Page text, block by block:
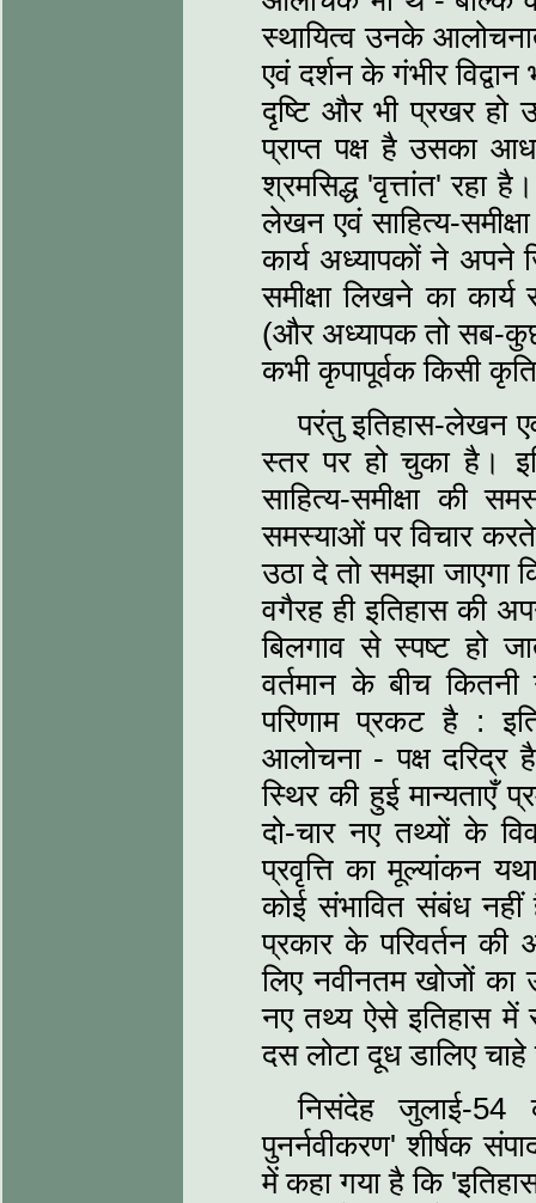
स्‍थायित्‍व उनके
एवं दर्शन के गंभीर
दृष्टि और भी प्रखर हो
प्राप्‍त पक्ष है उसका
श्रमसिद्ध 'वृत्तांत' रहा
लेखन एवं साहित्‍य-
कार्य अध्‍यापकों ने अपने
समीक्षा लिखने का
(और अध्‍यापक तो सब-
कभी कृपापूर्वक किसी
परंतु इतिहास-लेखन
स्‍तर पर हो चुका है।
साहित्‍य-समीक्षा की
समस्‍याओं पर विचार
उठा दे तो समझा जाएगा
वगैरह ही इतिहास की
बिलगाव से स्‍पष्‍ट हो
वर्तमान के बीच
परिणाम प्रकट है :
आलोचना - पक्ष
स्थिर की हुई मान्‍यताएँ
दो-चार नए तथ्‍यों के
प्रवृत्ति का मूल्‍यांकन
कोई संभावित संबंध
प्रकार के परिवर्तन
लिए नवीनतम खोजों का
नए तथ्‍य ऐसे इतिहास में
दस लोटा दूध डालिए
निसंदेह जुलाई-54
पुनर्नवीकरण' शीर्षक
में कहा गया है कि